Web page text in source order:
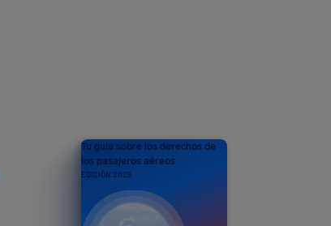
Tu guía sobre los derechos de
los pasajeros aéreos
EDICIÓN 2026